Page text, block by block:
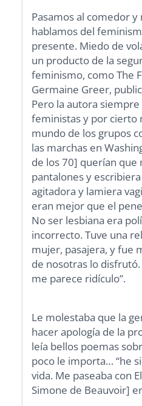
Pasamos al comedor
hablamos del
presente. Miedo de
un producto de la
feminismo, como The
Germaine Greer,
Pero la autora
feministas y por cierto
mundo de los grupos
las marchas en
de los 70] querían que
pantalones y
agitadora y lamiera
eran mejor que el
No ser lesbiana era
incorrecto. Tuve una
mujer, pasajera, y fue
de nosotras lo
me parece ridículo”.
Le molestaba que la
hacer apología de la
leía bellos poemas
poco le importa… “he
vida. Me paseaba con
Simone de Beauvoir]